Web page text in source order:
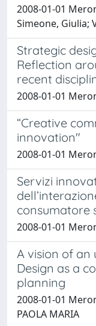
2008-01-01
Simeone, Giulia;
Strategic
Reflection
recent
2008-01-01
“Creative
innovation"
2008-01-01
Servizi
consumatore
2008-01-01
A vision of an
Design as a
planning
2008-01-01
PAOLA MARIA